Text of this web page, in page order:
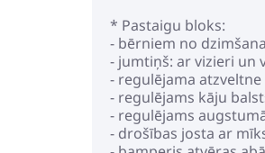
* Pastaigu bloks:
- bērniem no
- jumtiņš: ar vizieri un
- regulējama
- regulējams kāju
- regulējams
- drošības josta ar